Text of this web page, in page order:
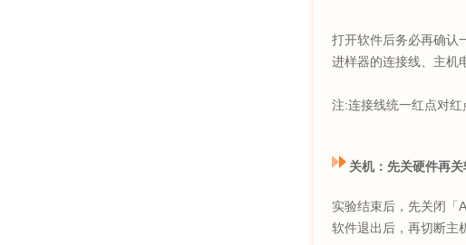
打开软件后务必再确认
进样器的连接线、主机
注:连接线统一红点对
关机：先关硬件再
实验结束后，先关闭「
软件退出后，再切断